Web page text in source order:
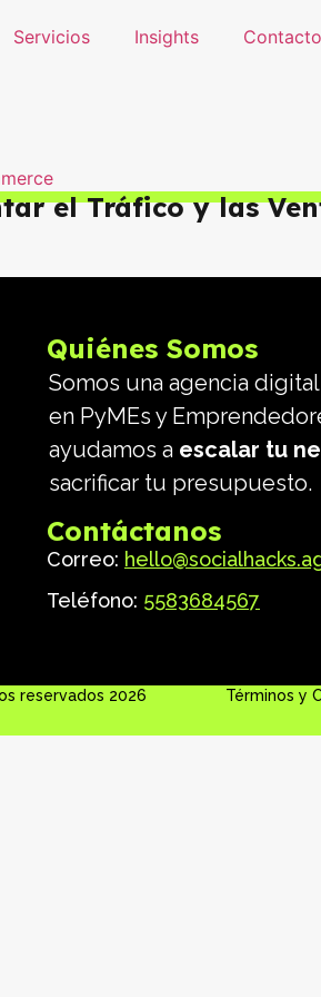
Servicios Insights Contacto
el Tráfico y las
Quiénes Somos
Somos una agencia
en PyMEs y
ayudamos a escalar tu
sacrificar tu presupuesto.
Contáctanos
Correo:
Teléfono: 5583684567
reservados 2026 Términos y